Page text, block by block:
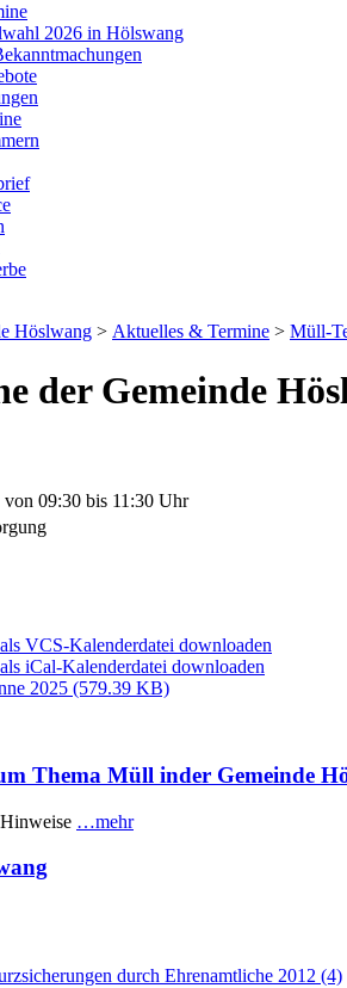
2026 in Hölswang
Höslwang > Aktuelles & Termine > Müll-
der Gemeinde
von 09:30 bis 11:30 Uhr
VCS-Kalenderdatei downloaden
iCal-Kalenderdatei downloaden
2025 (579.39 KB)
Thema Müll inder Gemeinde
…mehr